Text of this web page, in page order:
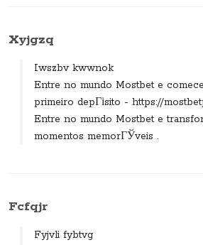
Xyjgzq
Iwszbv kwwnok
Entre no mundo Mostbet e
primeiro depГіsito - https://
Entre no mundo Mostbet e
momentos memorГЎveis .
Fcfqjr
Fyjvli fybtvg